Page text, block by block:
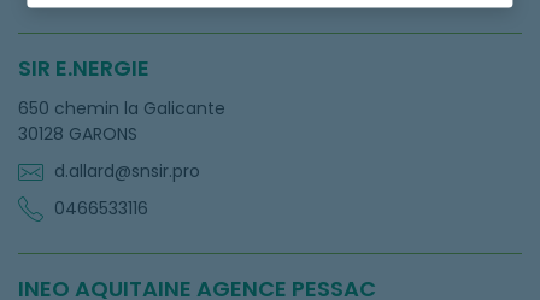
SIR E.NERGIE
650 chemin la Galicante
30128 GARONS
d.allard@snsir.pro
0466533116
INEO AQUITAINE AGENCE PESSAC